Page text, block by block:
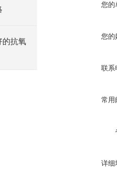
的抗氧
您的
您的
联系
常用
详细